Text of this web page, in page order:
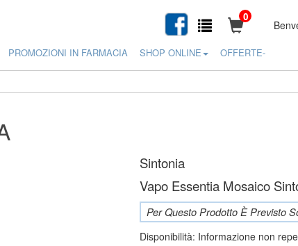
0
PROMOZIONI IN FARMACIA SHOP ONLINE OFFERTE-
Sintonia
Vapo Essentia Mosaico
Per Questo Prodotto È Previsto
Disponibilità: Informazione non